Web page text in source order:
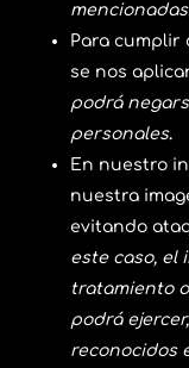
Para cumplir
se nos
podrá
personales.
En nuestro
nuestra
evitando
este caso, el
tratamiento
podrá
reconocidos